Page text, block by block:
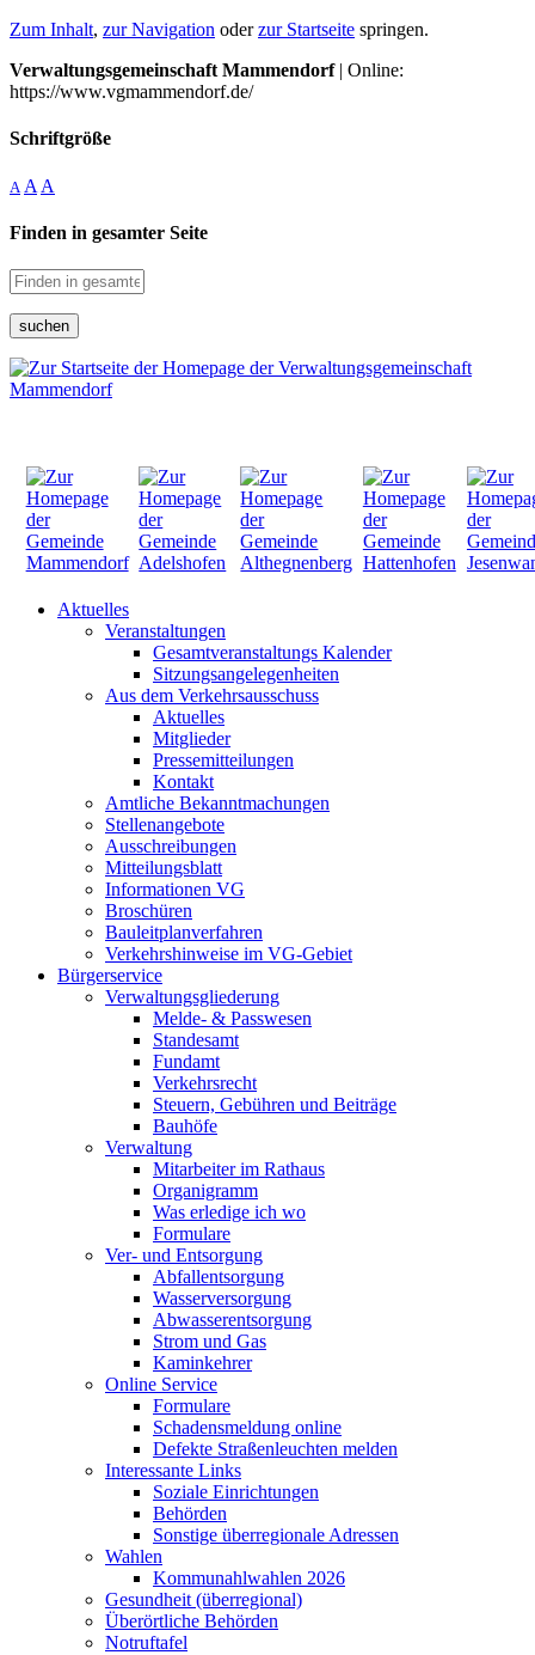
Zum Inhalt, zur Navigation oderzur Startseite springen.
Verwaltungsgemeinschaft Mammendorf| Online:
https://www.vgmammendorf.de/
Schriftgröße
A A A
Finden in gesamter Seite
suchen
Aktuelles
Veranstaltungen
Gesamtveranstaltungs Kalender
Sitzungsangelegenheiten
Aus dem Verkehrsausschuss
Aktuelles
Mitglieder
Pressemitteilungen
Kontakt
Amtliche Bekanntmachungen
Stellenangebote
Ausschreibungen
Mitteilungsblatt
Informationen VG
Broschüren
Bauleitplanverfahren
Verkehrshinweise im VG-Gebiet
Bürgerservice
Verwaltungsgliederung
Melde- & Passwesen
Standesamt
Fundamt
Verkehrsrecht
Steuern, Gebühren und Beiträge
Bauhöfe
Verwaltung
Mitarbeiter im Rathaus
Organigramm
Was erledige ich wo
Formulare
Ver- und Entsorgung
Abfallentsorgung
Wasserversorgung
Abwasserentsorgung
Strom und Gas
Kaminkehrer
Online Service
Formulare
Schadensmeldung online
Defekte Straßenleuchten melden
Interessante Links
Soziale Einrichtungen
Behörden
Sonstige überregionale Adressen
Wahlen
Kommunahlwahlen 2026
Gesundheit (überregional)
Überörtliche Behörden
Notruftafel